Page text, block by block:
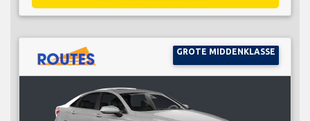
GROTE MIDDENKLASSE